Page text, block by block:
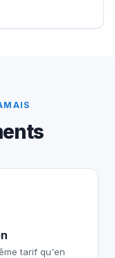
tarif qu'en